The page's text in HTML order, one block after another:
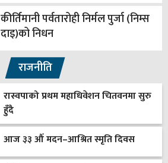
कीर्तिमानी पर्वतारोही निर्मल पुर्जा (निम्स
दाइ)को निधन
राजनीति
रास्वपाको प्रथम महाधिवेशन चितवनमा सुरु
हुँदै
आज ३३ औँ मदन–आश्रित स्मृति दिवस